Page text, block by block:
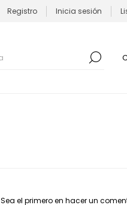
Registro Inicia sesión
Sea el primero en hacer un